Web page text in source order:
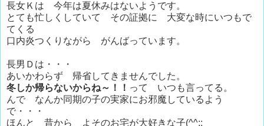
長女Ｋは 今年は夏休みはないようです。
とても忙しくしていて その証拠に 大変な時にいつもで
てくる
口内炎つくりながら がんばっています。
長男Ｄは・・・
あいかわらず 帰省してきませんでした。
冬しか帰らないからね～！！ って いつも言ってる。
んで なんか同期の子の実家にお邪魔しているよう
で・・・
ほんと 昔から よそのお宅が大好きな子(^^;;